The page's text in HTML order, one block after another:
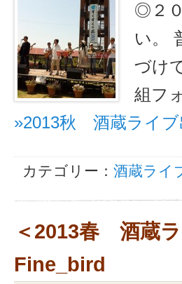
◎２
い。
づけ
組フ
»2013秋 酒蔵ライ
カテゴリー： 酒蔵ライ
＜2013春 酒蔵
Fine_bird